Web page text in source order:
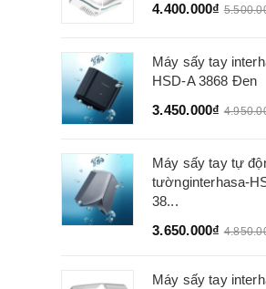
4.400.000₫
Máy sấy tay
HSD-A 3868 Đen
3.450.000₫
Máy sấy tay tự
tườnginterhasa-
38...
3.650.000₫
Máy sấy tay